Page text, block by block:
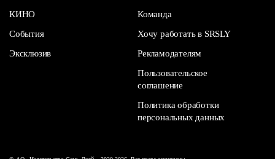
КИНО
События
Эксклюзив
Команда
Хочу работать в SRSLY
Рекламодателям
Пользовательское
соглашение
Политика обработки
персональных данных